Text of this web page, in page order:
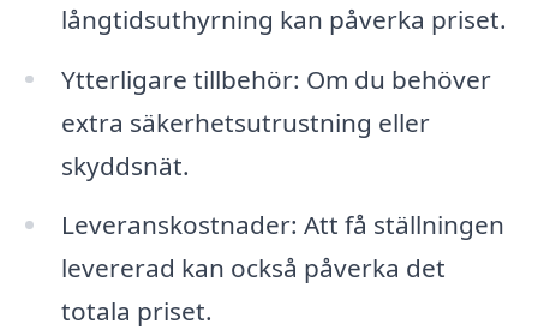
långtidsuthyrning kan påverka priset.
Ytterligare tillbehör: Om du behöver
extra säkerhetsutrustning eller
skyddsnät.
Leveranskostnader: Att få ställningen
levererad kan också påverka det
totala priset.